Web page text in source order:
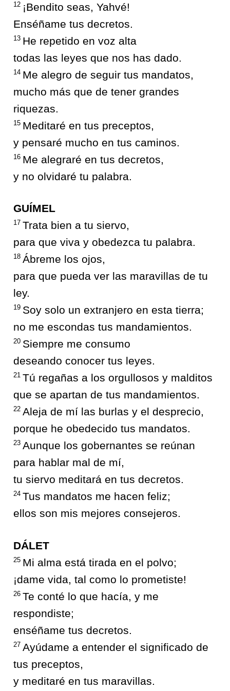
12 ¡Bendito seas, Yahvé!
Enséñame tus decretos.
13 He repetido en voz alta
todas las leyes que nos has dado.
14 Me alegro de seguir tus mandatos,
mucho más que de tener grandes
riquezas.
15 Meditaré en tus preceptos,
y pensaré mucho en tus caminos.
16 Me alegraré en tus decretos,
y no olvidaré tu palabra.
GUÍMEL
17 Trata bien a tu siervo,
para que viva y obedezca tu palabra.
18 Ábreme los ojos,
para que pueda ver las maravillas de tu
ley.
19 Soy solo un extranjero en esta tierra;
no me escondas tus mandamientos.
20 Siempre me consumo
deseando conocer tus leyes.
21 Tú regañas a los orgullosos y malditos
que se apartan de tus mandamientos.
22 Aleja de mí las burlas y el desprecio,
porque he obedecido tus mandatos.
23 Aunque los gobernantes se reúnan
para hablar mal de mí,
tu siervo meditará en tus decretos.
24 Tus mandatos me hacen feliz;
ellos son mis mejores consejeros.
DÁLET
25 Mi alma está tirada en el polvo;
¡dame vida, tal como lo prometiste!
26 Te conté lo que hacía, y me
respondiste;
enséñame tus decretos.
27 Ayúdame a entender el significado de
tus preceptos,
y meditaré en tus maravillas.